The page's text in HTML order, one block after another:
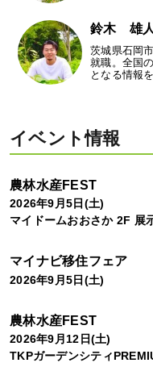
鈴木 雄
茨城県石岡
就職。全国
となる情報
イベント情報
農林水産FEST
2026年9月5日(土)
マイドームおおさか 2F 展
マイナビ移住フェア
2026年9月5日(土)
農林水産FEST
2026年9月12日(土)
TKPガーデンシティ